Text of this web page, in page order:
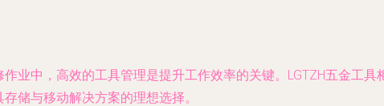
业中，高效的工具管理是提升工作效率的关键。LGTZH五金工
储与移动解决方案的理想选择。